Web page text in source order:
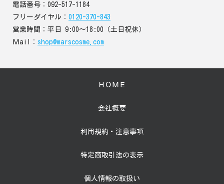
電話番号：092-517-1184
フリーダイヤル： 0120-370-843
営業時間：平日 9:00～18:00（土日祝休）
Ｍail： shop@marscosme.com
ＨＯＭＥ
会社概要
利用規約・注意事項
特定商取引法の表示
個人情報の取扱い